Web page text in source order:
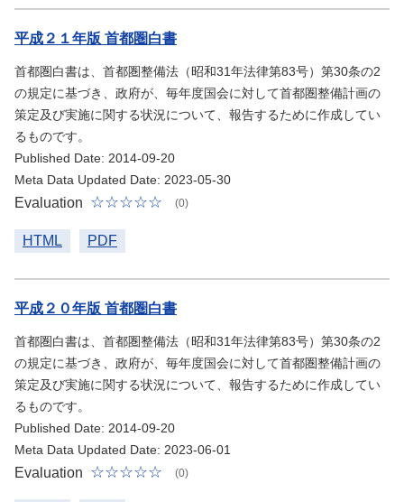
平成２１年版 首都圏白書
首都圏白書は、首都圏整備法（昭和31年法律第83号）第30条の2
の規定に基づき、政府が、毎年度国会に対して首都圏整備計画の
策定及び実施に関する状況について、報告するために作成してい
るものです。
Published Date: 2014-09-20
Meta Data Updated Date: 2023-05-30
Evaluation (0)
HTML PDF
平成２０年版 首都圏白書
首都圏白書は、首都圏整備法（昭和31年法律第83号）第30条の2
の規定に基づき、政府が、毎年度国会に対して首都圏整備計画の
策定及び実施に関する状況について、報告するために作成してい
るものです。
Published Date: 2014-09-20
Meta Data Updated Date: 2023-06-01
Evaluation (0)